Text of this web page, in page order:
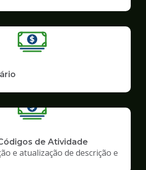
de Atividade
e atualização de descrição e